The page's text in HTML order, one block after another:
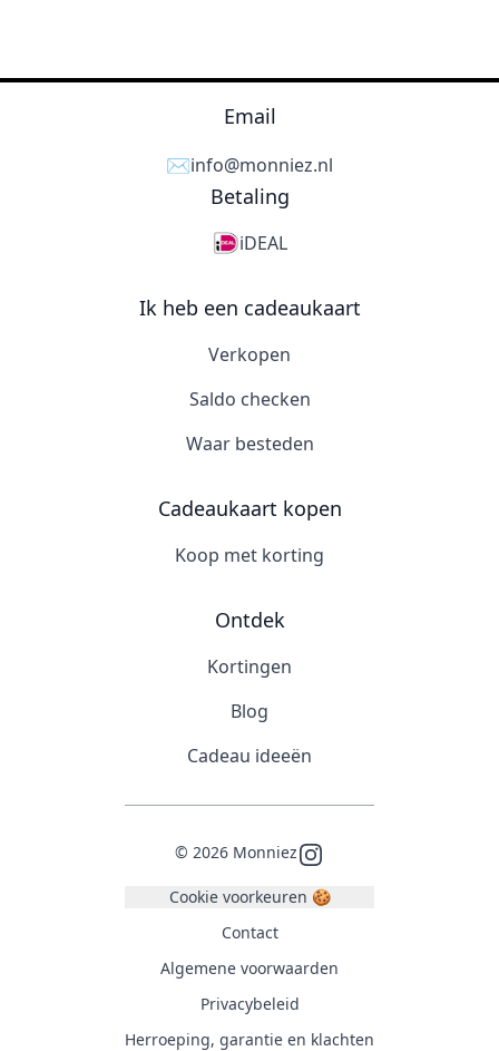
Email
✉️info@monniez.nl
Betaling
iDEAL
Ik heb een cadeaukaart
Verkopen
Saldo checken
Waar besteden
Cadeaukaart kopen
Koop met korting
Ontdek
Kortingen
Blog
Cadeau ideeën
© 2026 MonniezInstagram
Cookie voorkeuren 🍪
Contact
Algemene voorwaarden
Privacybeleid
Herroeping, garantie en klachten